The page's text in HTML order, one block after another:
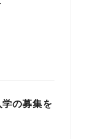
の募集を